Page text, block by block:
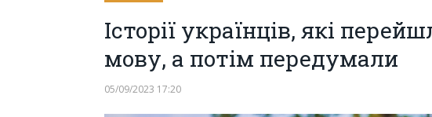
Історії українців, які
мову, а потім передумали
05/09/2023 17:20